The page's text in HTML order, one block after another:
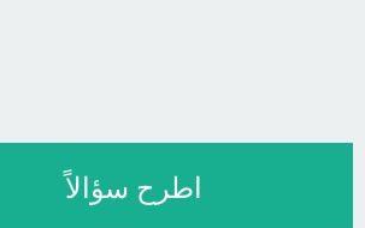
اطرح سؤالاً